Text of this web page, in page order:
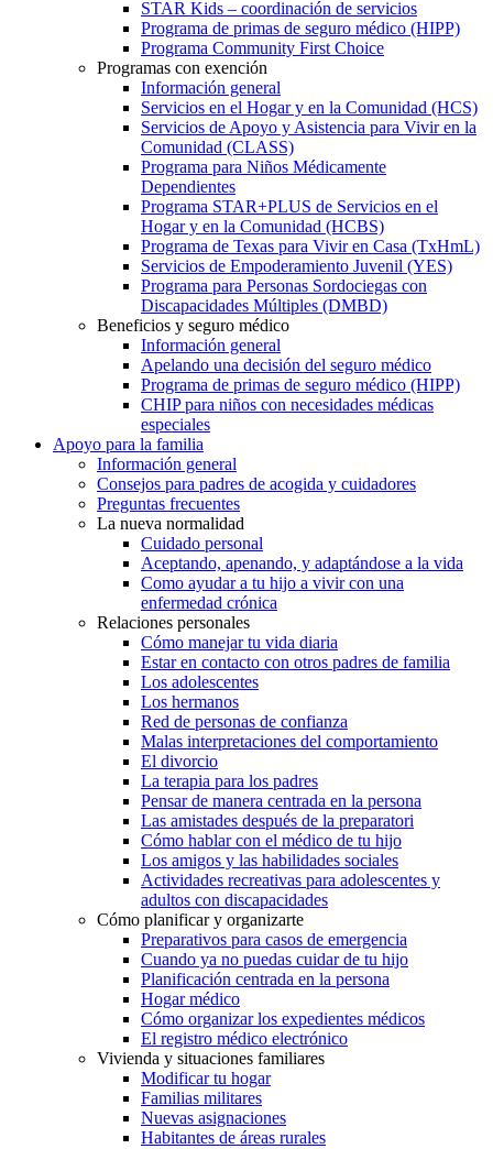
STAR Kids – coordinación de servicios
Programa de primas de seguro médico (HIPP)
Programa Community First Choice
Programas con exención
Información general
Servicios en el Hogar y en la Comunidad (HCS)
Servicios de Apoyo y Asistencia para Vivir en la
Comunidad (CLASS)
Programa para Niños Médicamente
Dependientes
Programa STAR+PLUS de Servicios en el
Hogar y en la Comunidad (HCBS)
Programa de Texas para Vivir en Casa (TxHmL)
Servicios de Empoderamiento Juvenil (YES)
Programa para Personas Sordociegas con
Discapacidades Múltiples (DMBD)
Beneficios y seguro médico
Información general
Apelando una decisión del seguro médico
Programa de primas de seguro médico (HIPP)
CHIP para niños con necesidades médicas
especiales
Apoyo para la familia
Información general
Consejos para padres de acogida y cuidadores
Preguntas frecuentes
La nueva normalidad
Cuidado personal
Aceptando, apenando, y adaptándose a la vida
Como ayudar a tu hijo a vivir con una
enfermedad crónica
Relaciones personales
Cómo manejar tu vida diaria
Estar en contacto con otros padres de familia
Los adolescentes
Los hermanos
Red de personas de confianza
Malas interpretaciones del comportamiento
El divorcio
La terapia para los padres
Pensar de manera centrada en la persona
Las amistades después de la preparatori
Cómo hablar con el médico de tu hijo
Los amigos y las habilidades sociales
Actividades recreativas para adolescentes y
adultos con discapacidades
Cómo planificar y organizarte
Preparativos para casos de emergencia
Cuando ya no puedas cuidar de tu hijo
Planificación centrada en la persona
Hogar médico
Cómo organizar los expedientes médicos
El registro médico electrónico
Vivienda y situaciones familiares
Modificar tu hogar
Familias militares
Nuevas asignaciones
Habitantes de áreas rurales